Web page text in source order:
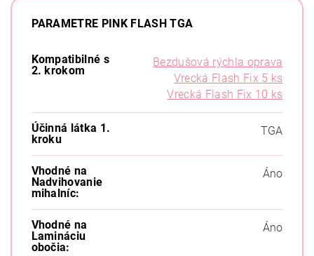
PARAMETRE PINK FLASH TGA
Kompatibilné s
2. krokom
Bezdušová rýchla oprava
Vrecká Flash Fix 5 ks
Vrecká Flash Fix 10 ks
Účinná látka 1.
kroku
TGA
Vhodné na
Nadvihovanie
mihalníc:
Áno
Vhodné na
Lamináciu
obočia:
Áno